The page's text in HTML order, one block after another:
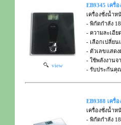
view
EB9345 เครื่
เครื่องชั่งน้ำ
- พิกัดกำลัง
- ความละเอีย
- เลือกเปลี่ยน
- ตัวเลขแสดง
- ใช้พลังงาน
- รับประกันคุ
EB9388 เครื่
เครื่องชั่งน้ำ
- พิกัดกำลัง